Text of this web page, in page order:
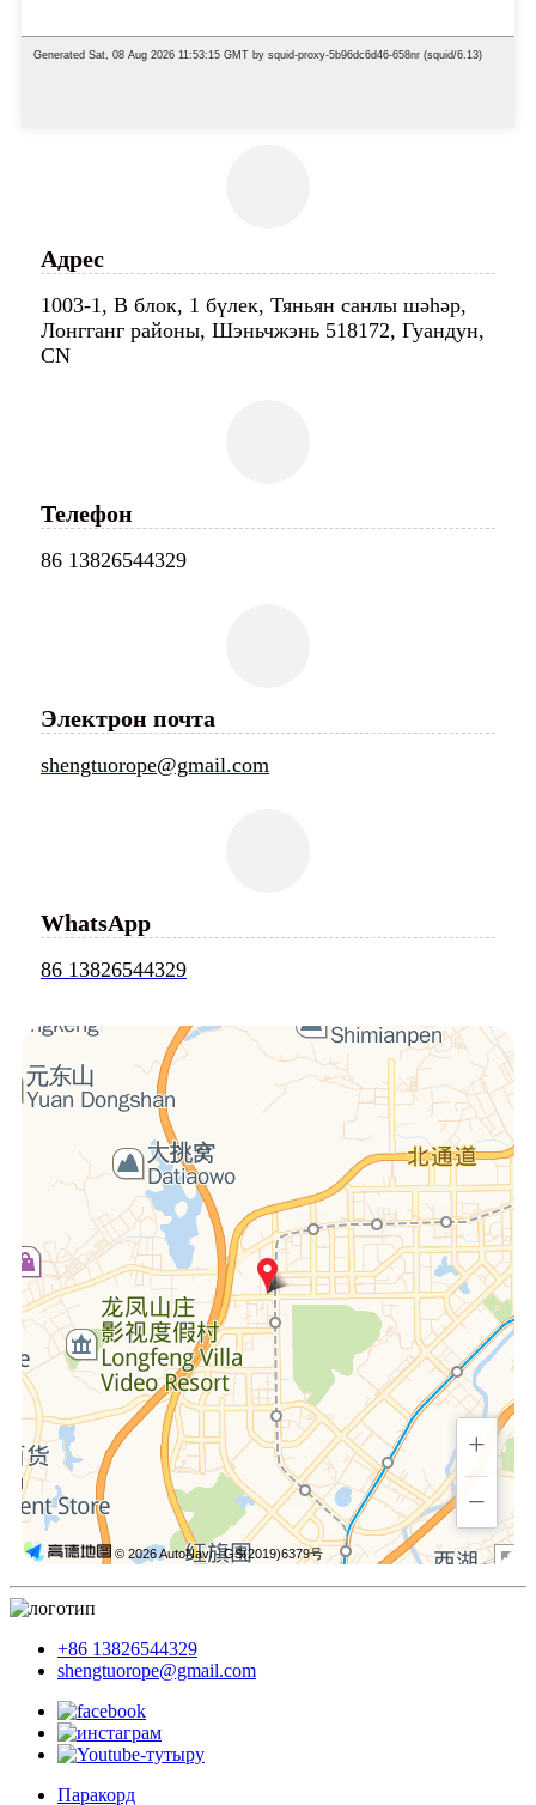
Адрес
1003-1, В блок, 1 бүлек, Тяньян санлы шәһәр,
Лонгганг районы, Шэньчжэнь 518172, Гуандун,
CN
Телефон
86 13826544329
Электрон почта
shengtuorope@gmail.com
WhatsApp
86 13826544329
+
−
© 2026 AutoNavi- GS(2019)6379号
+86 13826544329
shengtuorope@gmail.com
Паракорд